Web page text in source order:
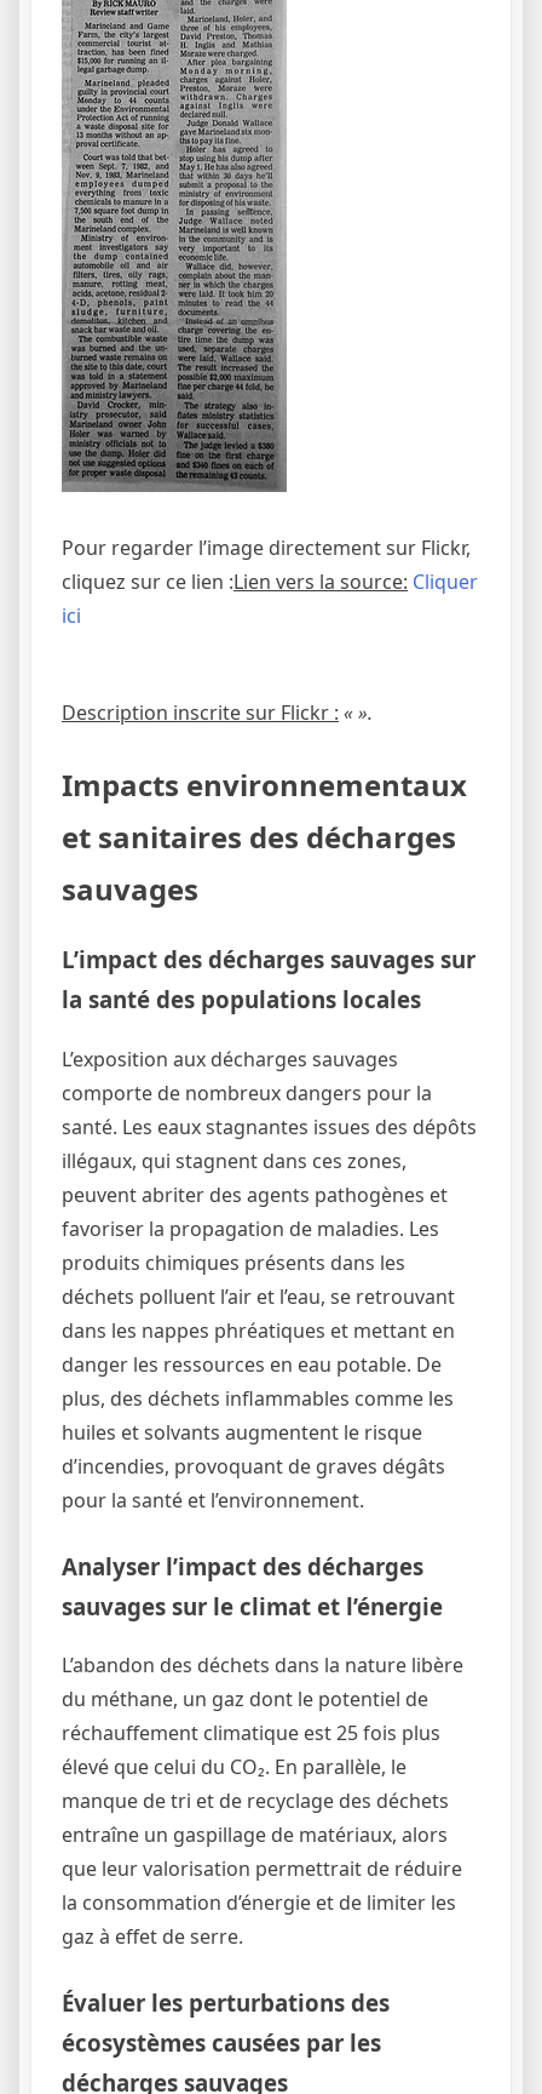
Pour regarder l’image directement sur Flickr,
cliquez sur ce lien :Lien vers la source: Cliquer
ici
Description inscrite sur Flickr : « ».
Impacts environnementaux
et sanitaires des décharges
sauvages
L’impact des décharges sauvages sur
la santé des populations locales
L’exposition aux décharges sauvages
comporte de nombreux dangers pour la
santé. Les eaux stagnantes issues des dépôts
illégaux, qui stagnent dans ces zones,
peuvent abriter des agents pathogènes et
favoriser la propagation de maladies. Les
produits chimiques présents dans les
déchets polluent l’air et l’eau, se retrouvant
dans les nappes phréatiques et mettant en
danger les ressources en eau potable. De
plus, des déchets inflammables comme les
huiles et solvants augmentent le risque
d’incendies, provoquant de graves dégâts
pour la santé et l’environnement.
Analyser l’impact des décharges
sauvages sur le climat et l’énergie
L’abandon des déchets dans la nature libère
du méthane, un gaz dont le potentiel de
réchauffement climatique est 25 fois plus
élevé que celui du CO₂. En parallèle, le
manque de tri et de recyclage des déchets
entraîne un gaspillage de matériaux, alors
que leur valorisation permettrait de réduire
la consommation d’énergie et de limiter les
gaz à effet de serre.
Évaluer les perturbations des
écosystèmes causées par les
décharges sauvages